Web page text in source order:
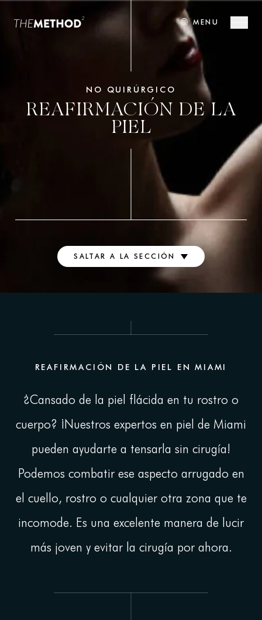
🌐 MENU
NO QUIRÚRGICO
REAFIRMACIÓN DE LA
PIEL
SALTAR A LA SECCIÓN
Reafirmación de la piel en Miami
¿Cómo funciona Renuvion?
Beneficios del Reafirmamiento de la
Piel No Quirúrgico
¿Cuántos tratamientos necesitaré?
Cuidados posteriores y recuperación
REAFIRMACIÓN DE LA PIEL EN MIAMI
¿Cansado de la piel flácida en tu rostro o
cuerpo? ¡Nuestros expertos en piel de Miami
pueden ayudarte a tensarla sin cirugía!
Podemos combatir ese aspecto arrugado en
el cuello, rostro o cualquier otra zona que te
incomode. Es una excelente manera de lucir
más joven y evitar la cirugía por ahora.